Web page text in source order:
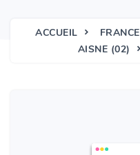
ACCUEIL FRANCE
AISNE (02)